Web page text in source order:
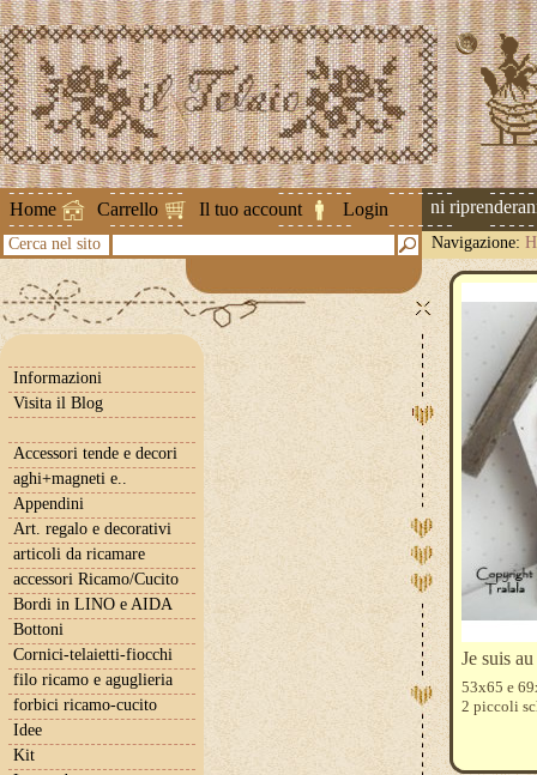
Home Carrello Il tuo account Login
Attenzione ! Le spedizioni
Cerca nel sito Navigazione:
Informazioni
Visita il Blog
Accessori tende e decori
aghi+magneti e..
Appendini
Art. regalo e decorativi
articoli da ricamare
accessori Ricamo/Cucito
Bordi in LINO e AIDA
Bottoni
Cornici-telaietti-fiocchi
filo ricamo e aguglieria
forbici ricamo-cucito
Idee
Kit
Je suis
53x65 e
2 piccoli